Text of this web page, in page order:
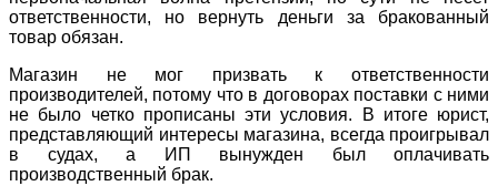
ответственности, но вернуть деньги за бракованный
товар обязан.
Магазин не мог призвать к ответственности
производителей, потому что в договорах поставки с ними
не было четко прописаны эти условия. В итоге юрист,
представляющий интересы магазина, всегда проигрывал
в судах, а ИП вынужден был оплачивать
производственный брак.